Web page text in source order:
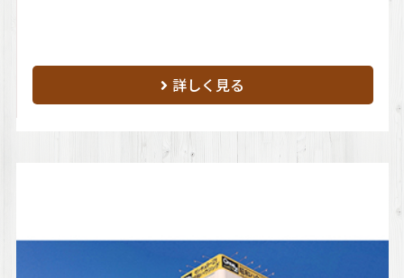
詳しく見る